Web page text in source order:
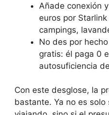
Añade conexión
euros por
campings,
No des por
gratis: él paga 0
autosuficiencia
Con este desglose, la
bastante. Ya no es solo